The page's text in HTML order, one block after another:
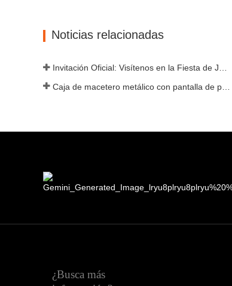
Noticias relacionadas
Invitación Oficial: Visítenos en la Fiesta de Jardín al Estilo Británico GLEE 2026
¿Busca más